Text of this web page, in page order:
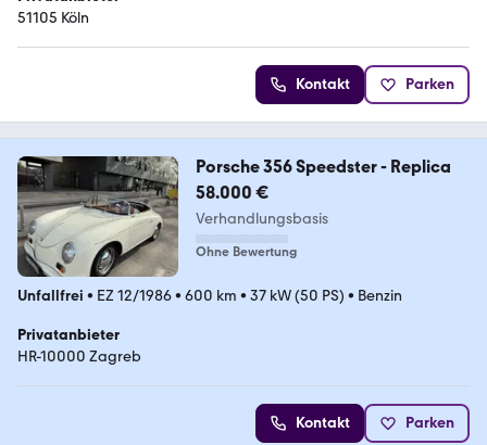
51105 Köln
Kontakt Parken
Porsche 356 Speedster - Replica
58.000 €
Verhandlungsbasis
Ohne Bewertung
Unfallfrei • EZ 12/1986• 600 km • 37 kW (50 PS) • Benzin
Privatanbieter
HR-10000 Zagreb
Kontakt Parken